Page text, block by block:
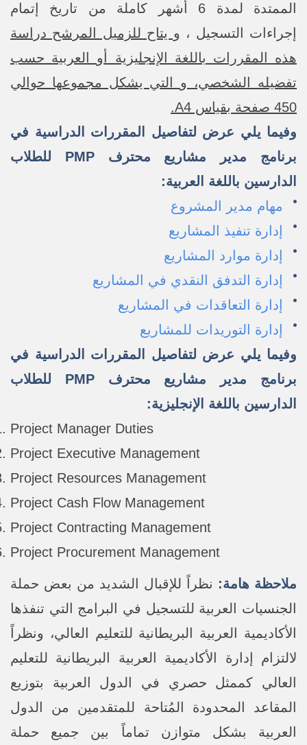
الممتدة لمدة 6 أشهر كاملة من تاريخ إتمام
إجراءات التسجيل ، و يتاح للزميل المرشح دراسة
هذه المقررات باللغة الإنجليزية أو العربية حسب
تفضيله الشخصي، و التي يشكل مجموعها حوالي
450 صفحة بقياس A4.
وفيما يلي عرض لتفاصيل المقررات الدراسية في
برنامج مدير مشاريع محترف PMP للطلاب
الدارسين باللغة العربية:
مهام مدير المشروع
إدارة تنفيذ المشاريع
إدارة موارد المشاريع
إدارة التدفق النقدي في المشاريع
إدارة التعاقدات في المشاريع
إدارة التوريدات للمشاريع
وفيما يلي عرض لتفاصيل المقررات الدراسية في
برنامج مدير مشاريع محترف PMP للطلاب
الدارسين باللغة الإنجليزية:
Project Manager Duties
Project Executive Management
Project Resources Management
Project Cash Flow Management
Project Contracting Management
Project Procurement Management
ملاحظة هامة: نظراً للإقبال الشديد من بعض حملة
الجنسيات العربية للتسجيل في البرامج التي تنفذها
الأكاديمية العربية البريطانية للتعليم العالي، ونظراً
لالتزام إدارة الأكاديمية العربية البريطانية للتعليم
العالي كممثل حصري في الدول العربية بتوزيع
المقاعد المحدودة المُتاحة للمتقدمين من الدول
العربية بشكل متوازن تماماً بين جميع حملة